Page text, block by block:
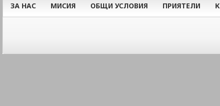
ЗА НАС МИСИЯ ОБЩИ УСЛОВИЯ ПРИЯТЕЛИ